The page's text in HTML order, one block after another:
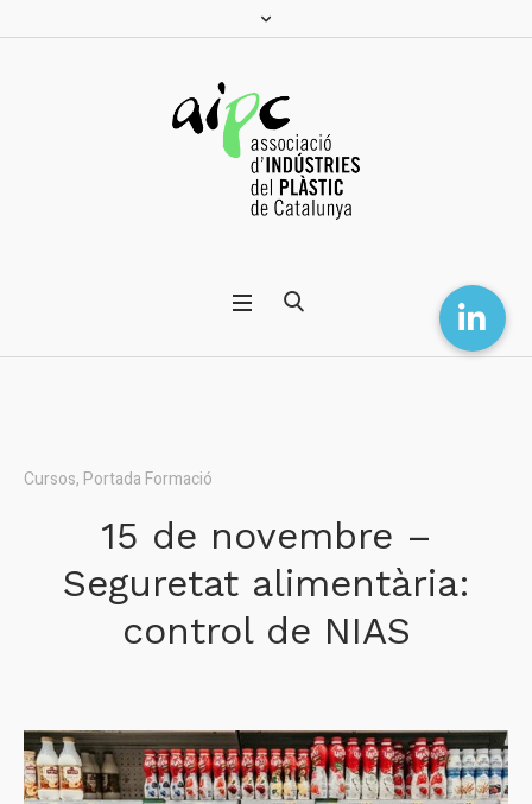
Cursos, Portada Formació
15 de novembre –
Seguretat alimentària:
control de NIAS